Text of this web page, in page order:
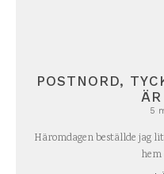
POSTNORD,
5
Häromdagen beställde jag
hem